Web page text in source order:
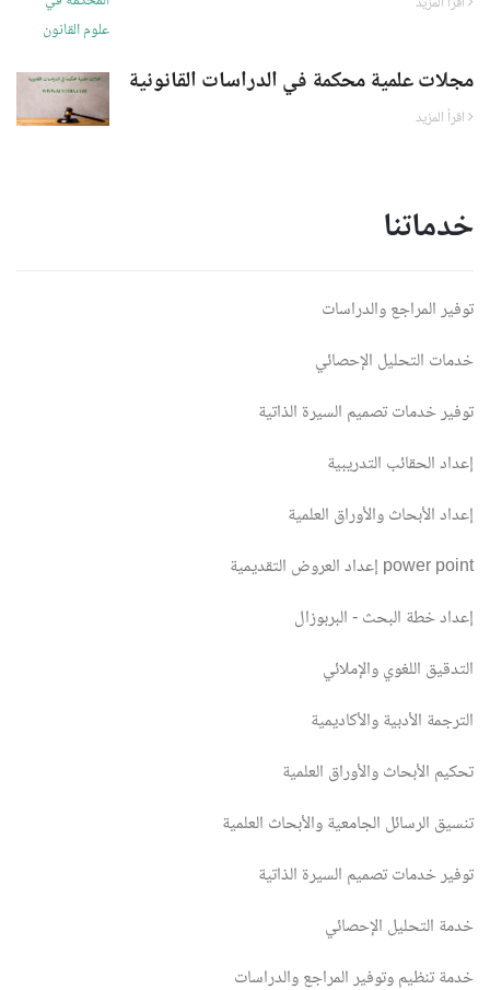
مجلات علمية محكمة في الدراسات القانونية
خدماتنا
توفير المراجع والدراسات
خدمات التحليل الإحصائي
توفير خدمات تصميم السيرة الذاتية
إعداد الحقائب التدريبية
إعداد الأبحاث والأوراق العلمية
إعداد العروض التقديمية power point
إعداد خطة البحث - البربوزال
التدقيق اللغوي والإملائي
الترجمة الأدبية والأكاديمية
تحكيم الأبحاث والأوراق العلمية
تنسيق الرسائل الجامعية والأبحاث العلمية
توفير خدمات تصميم السيرة الذاتية
خدمة التحليل الإحصائي
خدمة تنظيم وتوفير المراجع والدراسات